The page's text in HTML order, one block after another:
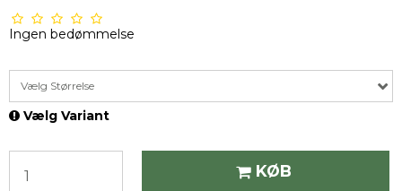
Ingen bedømmelse
Vælg Størrelse
Vælg Variant
KØB